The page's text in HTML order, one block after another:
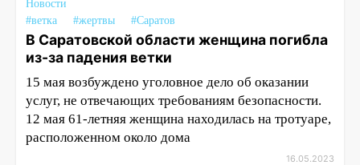
Новости
#ветка
#жертвы #Саратов
В Саратовской области женщина погибла
из-за падения ветки
15 мая возбуждено уголовное дело об оказании
услуг, не отвечающих требованиям безопасности.
12 мая 61-летняя женщина находилась на тротуаре,
расположенном около дома
16.05.2023